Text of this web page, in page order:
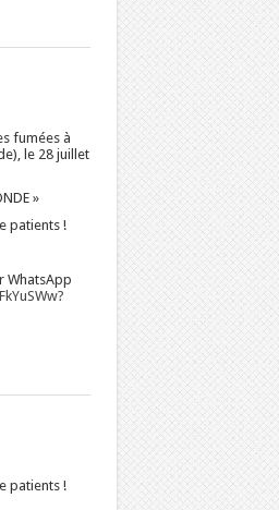
fumées à
le 28 juillet
»
patients !
WhatsApp
patients !